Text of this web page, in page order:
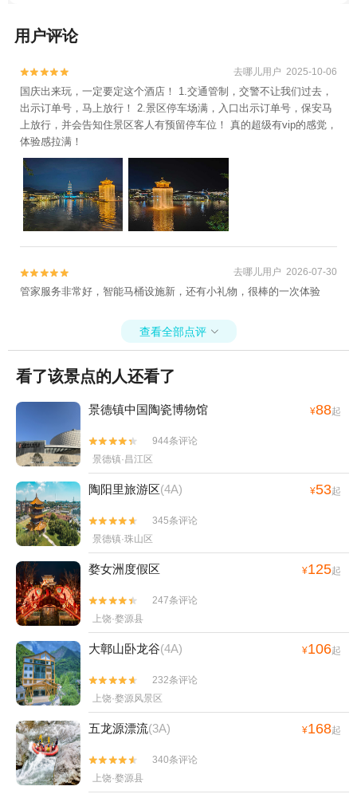
+景德镇中国陶瓷博物馆+瑶里古镇风景区
日游
用户评论

 去哪儿用户 2025-10-06
国庆出来玩，一定要定这个酒店！ 1.交通管制，交警不让我们过去，
出示订单号，马上放行！ 2.景区停车场满，入口出示订单号，保安马
上放行，并会告知住景区客人有预留停车位！ 真的超级有vip的感觉，
体验感拉满！

 去哪儿用户 2026-07-30
管家服务非常好，智能马桶设施新，还有小礼物，很棒的一次体验
查看全部点评 
看了该景点的人还看了
景德镇中国陶瓷博物馆 ¥88起


944条评论
景德镇·昌江区
陶阳里旅游区(4A) ¥53起


345条评论
景德镇·珠山区
婺女洲度假区 ¥125起


247条评论
上饶·婺源县
大鄣山卧龙谷(4A) ¥106起


232条评论
上饶·婺源风景区
五龙源漂流(3A) ¥168起


340条评论
上饶·婺源县